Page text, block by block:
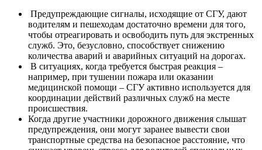
Предупреждающие сигналы, исходящие от СГУ, дают
водителям и пешеходам достаточно времени для того,
чтобы отреагировать и освободить путь для экстренных
служб. Это, безусловно, способствует снижению
количества аварий и аварийных ситуаций на дорогах.
В ситуациях, когда требуется быстрая реакция –
например, при тушении пожара или оказании
медицинской помощи – СГУ активно используется для
координации действий различных служб на месте
происшествия.
Когда другие участники дорожного движения слышат
предупреждения, они могут заранее вывести свои
транспортные средства на безопасное расстояние, что